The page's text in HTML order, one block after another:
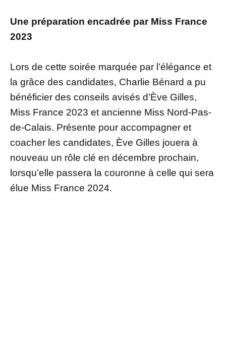
Une préparation encadrée par Miss France
2023
Lors de cette soirée marquée par l’élégance et
la grâce des candidates, Charlie Bénard a pu
bénéficier des conseils avisés d’Ève Gilles,
Miss France 2023 et ancienne Miss Nord-Pas-
de-Calais. Présente pour accompagner et
coacher les candidates, Ève Gilles jouera à
nouveau un rôle clé en décembre prochain,
lorsqu’elle passera la couronne à celle qui sera
élue Miss France 2024.